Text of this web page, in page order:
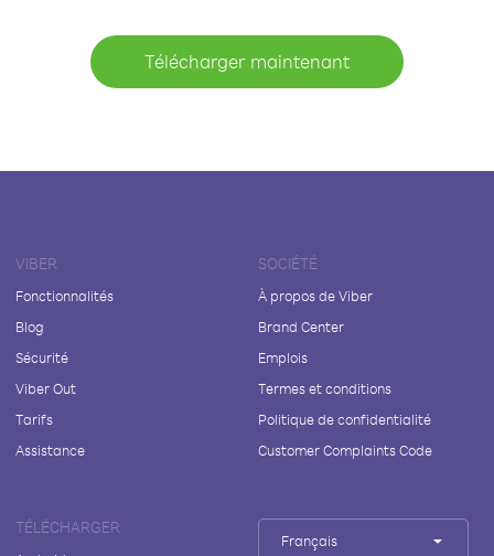
Télécharger maintenant
VIBER
Fonctionnalités
Blog
Sécurité
Viber Out
Tarifs
Assistance
SOCIÉTÉ
À propos de Viber
Brand Center
Emplois
Termes et conditions
Politique de confidentialité
Customer Complaints Code
TÉLÉCHARGER
Français